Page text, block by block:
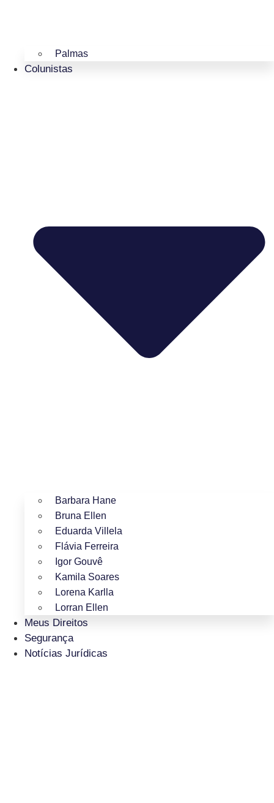
Palmas
Colunistas
Barbara Hane
Bruna Ellen
Eduarda Villela
Flávia Ferreira
Igor Gouvê
Kamila Soares
Lorena Karlla
Lorran Ellen
Meus Direitos
Segurança
Notícias Jurídicas